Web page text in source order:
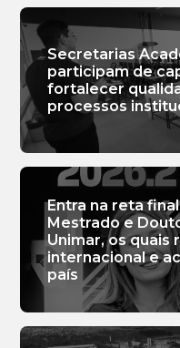
Secretarias
participam de
fortalecer
processos
Entra na reta
Mestrado e
Unimar, os
internacional e
país